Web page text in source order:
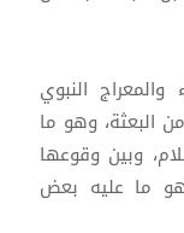
النبوي
البعثة، وهو ما
وبين وقوعها
ما عليه بعض